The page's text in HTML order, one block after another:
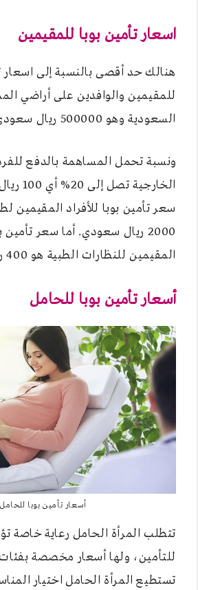
اسعار تأمين بوبا للمقيمين
هنالك حد أقصى بالنسبة إلى اسعار
للمقيمين والوافدين على أراضي
السعودية وهو 500000 ريال سعودي للعام.
ونسبة تحمل المساهمة بالدفع
سعر تأمين بوبا للأفراد المقيمين
2000 ريال سعودي. أما سعر تأمين
المقيمين للنظارات الطبية هو 400 ريال سعودي.
أسعار تأمين بوبا للحامل
أسعار تأمين بوبا للحامل
تتطلب المرأة الحامل رعاية خاصة
للتأمين، ولها أسعار مخصصة
تستطيع المرأة الحامل اختيار